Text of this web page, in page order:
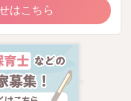
はこちら